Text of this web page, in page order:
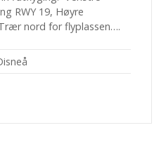
RWY 19, Høyre
nord for flyplassen….